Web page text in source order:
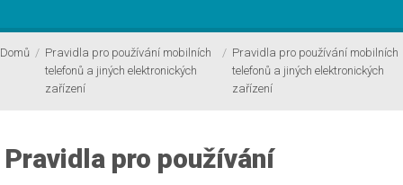
Domů / Pravidla pro používání mobilních
telefonů a jiných elektronických
zařízení
/ Pravidla pro používání mobilních
telefonů a jiných elektronických
zařízení
Pravidla pro používání